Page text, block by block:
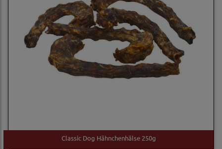
Classic Dog Hähnchenhälse 250g